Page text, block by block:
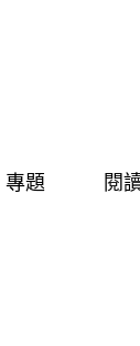
專題 閱